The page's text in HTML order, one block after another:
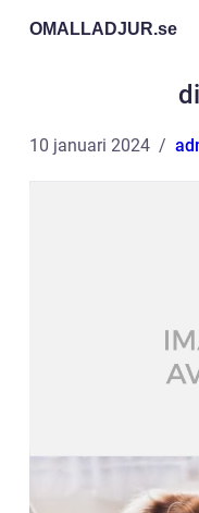
OMALLADJUR.se
10 januari 2024